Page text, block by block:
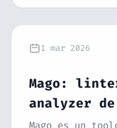
1 mar 2026
Mago:
analyzer
escrito en